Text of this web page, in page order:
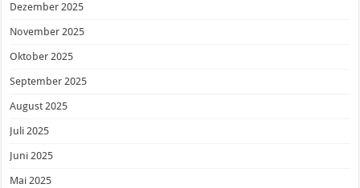
Dezember 2025
November 2025
Oktober 2025
September 2025
August 2025
Juli 2025
Juni 2025
Mai 2025